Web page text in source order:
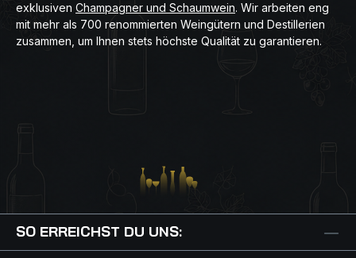
exklusiven Champagner und Schaumwein. Wir arbeiten eng
mit mehr als 700 renommierten Weingütern und Destillerien
zusammen, um Ihnen stets höchste Qualität zu garantieren.
SO ERREICHST DU UNS: